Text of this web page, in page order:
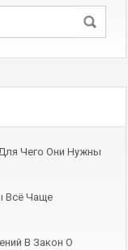
Чего Они Нужны
Всё Чаще
В Закон О